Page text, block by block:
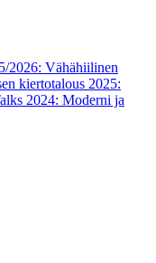
2026: Vähähiilinen
kiertotalous 2025:
2024: Moderni ja